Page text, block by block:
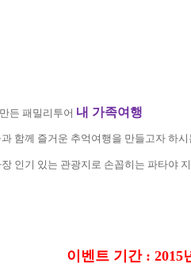
든 패밀리투어 내 가족여행
과 함께 즐거운 추억여행을 만들고자 하
인기 있는 관광지로 손꼽히는 파타야
이벤트 기간: 2015